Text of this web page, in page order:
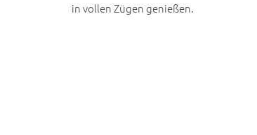
in vollen Zügen genießen.